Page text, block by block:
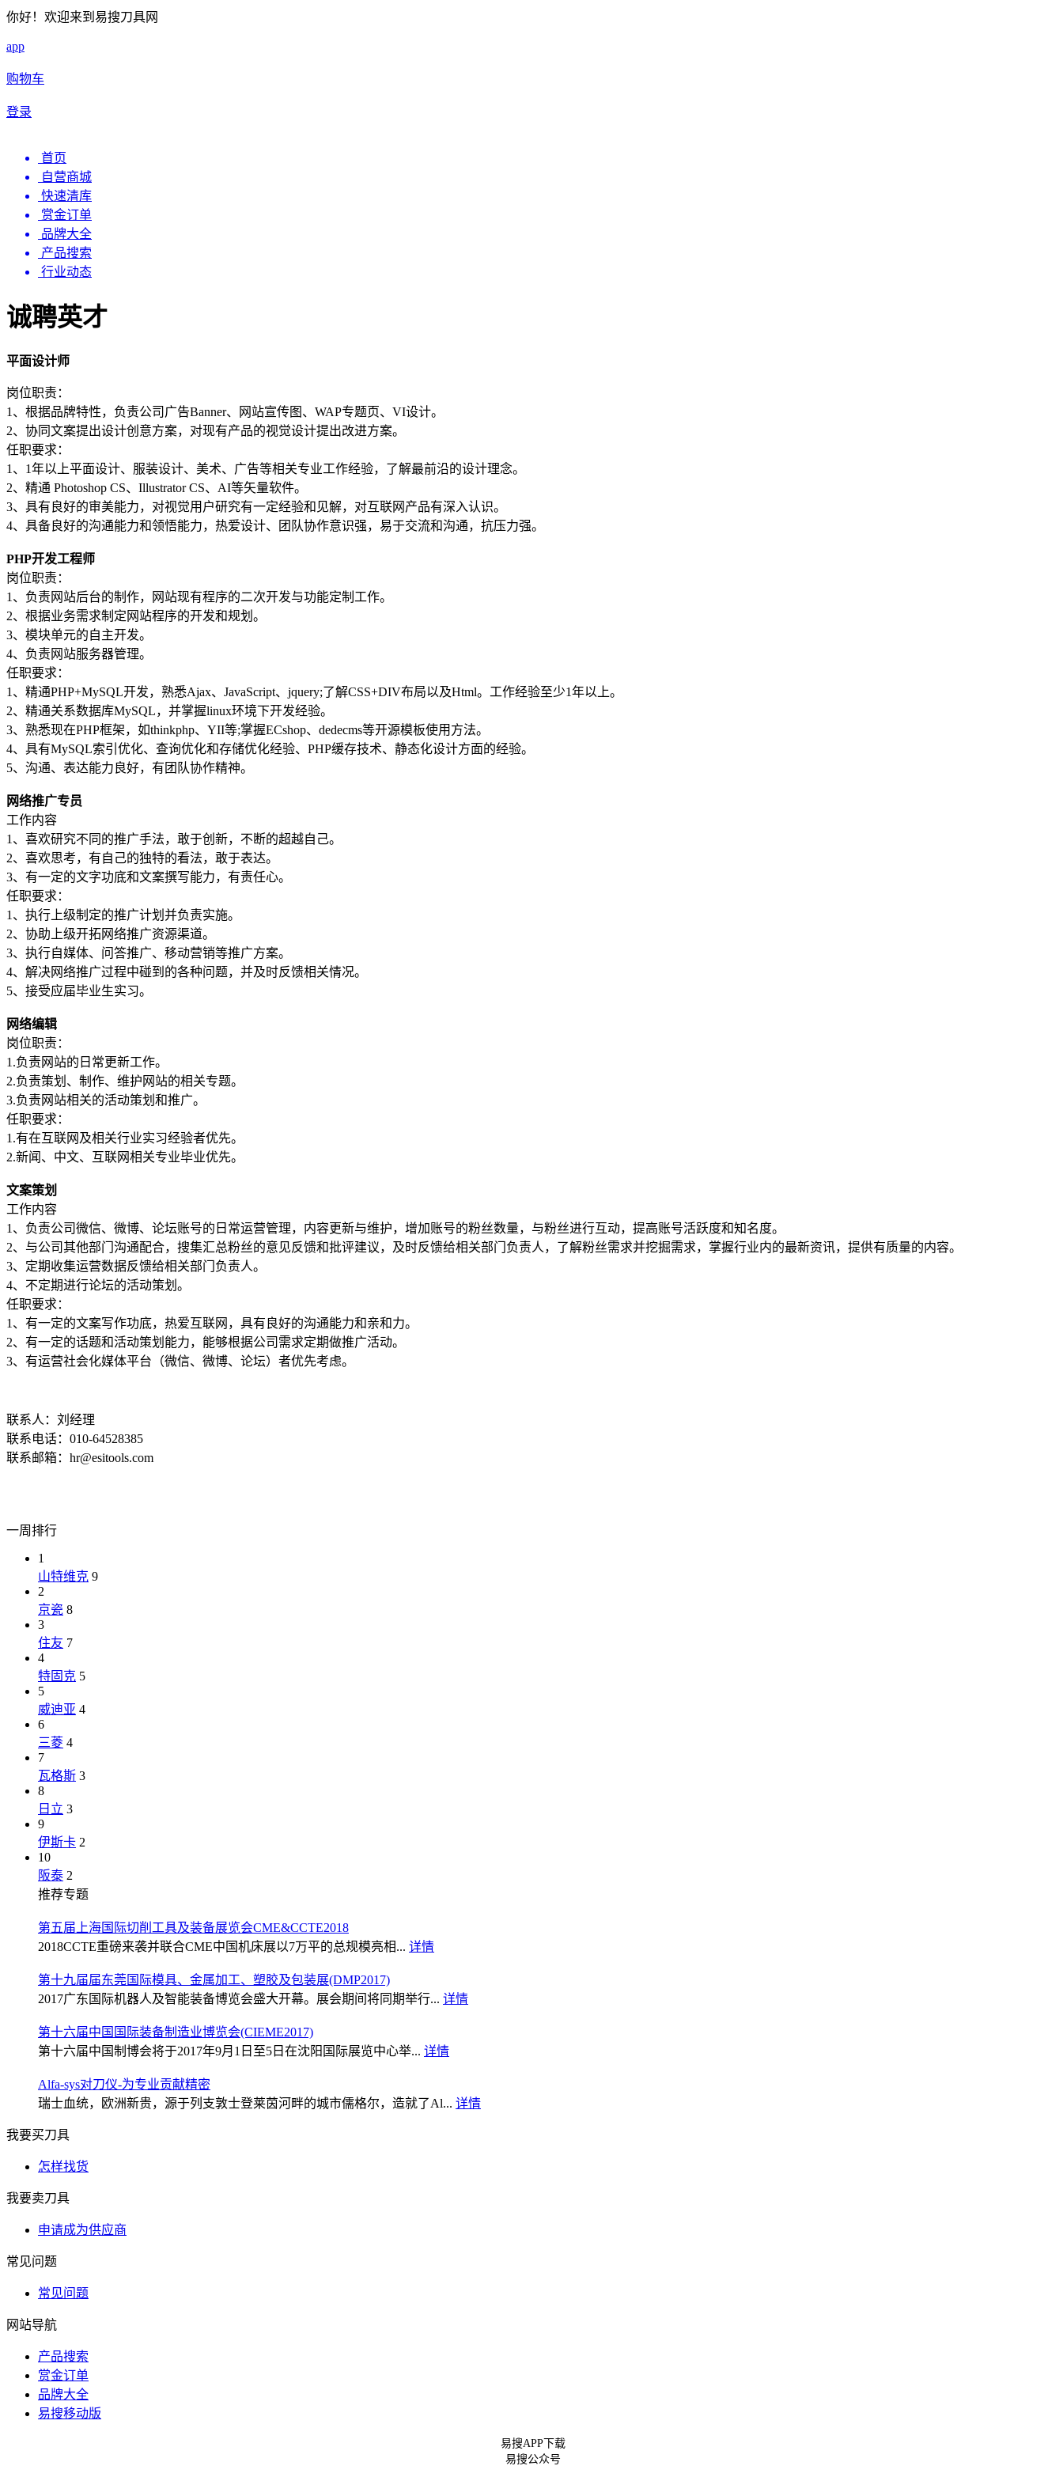
你好！欢迎来到易搜刀具网
app
购物车
登录
首页
自营商城
快速清库
赏金订单
品牌大全
产品搜索
行业动态
诚聘英才
平面设计师
岗位职责：
1、根据品牌特性，负责公司广告Banner、网站宣传图、WAP专题页、VI设计。
2、协同文案提出设计创意方案，对现有产品的视觉设计提出改进方案。
任职要求：
1、1年以上平面设计、服装设计、美术、广告等相关专业工作经验，了解最前沿的设计理念。
2、精通 Photoshop CS、Illustrator CS、AI等矢量软件。
3、具有良好的审美能力，对视觉用户研究有一定经验和见解，对互联网产品有深入认识。
4、具备良好的沟通能力和领悟能力，热爱设计、团队协作意识强，易于交流和沟通，抗压力强。
PHP开发工程师
岗位职责：
1、负责网站后台的制作，网站现有程序的二次开发与功能定制工作。
2、根据业务需求制定网站程序的开发和规划。
3、模块单元的自主开发。
4、负责网站服务器管理。
任职要求：
1、精通PHP+MySQL开发，熟悉Ajax、JavaScript、jquery;了解CSS+DIV布局以及Html。工作经验至少1年以上。
2、精通关系数据库MySQL，并掌握linux环境下开发经验。
3、熟悉现在PHP框架，如thinkphp、YII等;掌握ECshop、dedecms等开源模板使用方法。
4、具有MySQL索引优化、查询优化和存储优化经验、PHP缓存技术、静态化设计方面的经验。
5、沟通、表达能力良好，有团队协作精神。
网络推广专员
工作内容
1、喜欢研究不同的推广手法，敢于创新，不断的超越自己。
2、喜欢思考，有自己的独特的看法，敢于表达。
3、有一定的文字功底和文案撰写能力，有责任心。
任职要求：
1、执行上级制定的推广计划并负责实施。
2、协助上级开拓网络推广资源渠道。
3、执行自媒体、问答推广、移动营销等推广方案。
4、解决网络推广过程中碰到的各种问题，并及时反馈相关情况。
5、接受应届毕业生实习。
网络编辑
岗位职责：
1.负责网站的日常更新工作。
2.负责策划、制作、维护网站的相关专题。
3.负责网站相关的活动策划和推广。
任职要求：
1.有在互联网及相关行业实习经验者优先。
2.新闻、中文、互联网相关专业毕业优先。
文案策划
工作内容
1、负责公司微信、微博、论坛账号的日常运营管理，内容更新与维护，增加账号的粉丝数量，与粉丝进行互动，提高账号活跃度和知名度。
2、与公司其他部门沟通配合，搜集汇总粉丝的意见反馈和批评建议，及时反馈给相关部门负责人，了解粉丝需求并挖掘需求，掌握行业内的最新资讯，提供有质量的内容。
3、定期收集运营数据反馈给相关部门负责人。
4、不定期进行论坛的活动策划。
任职要求：
1、有一定的文案写作功底，热爱互联网，具有良好的沟通能力和亲和力。
2、有一定的话题和活动策划能力，能够根据公司需求定期做推广活动。
3、有运营社会化媒体平台（微信、微博、论坛）者优先考虑。
联系人：刘经理
联系电话：010-64528385
联系邮箱：hr@esitools.com
一周排行
1
山特维克 9
2
京瓷 8
3
住友 7
4
特固克 5
5
威迪亚 4
6
三菱 4
7
瓦格斯 3
8
日立 3
9
伊斯卡 2
10
阪泰 2
推荐专题
第五届上海国际切削工具及装备展览会CME&CCTE2018
2018CCTE重磅来袭并联合CME中国机床展以7万平的总规模亮相... 详情
第十九届届东莞国际模具、金属加工、塑胶及包装展(DMP2017)
2017广东国际机器人及智能装备博览会盛大开幕。展会期间将同期举行... 详情
第十六届中国国际装备制造业博览会(CIEME2017)
第十六届中国制博会将于2017年9月1日至5日在沈阳国际展览中心举... 详情
Alfa-sys对刀仪-为专业贡献精密
瑞士血统，欧洲新贵，源于列支敦士登莱茵河畔的城市儒格尔，造就了Al... 详情
我要买刀具
怎样找货
我要卖刀具
申请成为供应商
常见问题
常见问题
网站导航
产品搜索
赏金订单
品牌大全
易搜移动版
易搜APP下载
易搜公众号